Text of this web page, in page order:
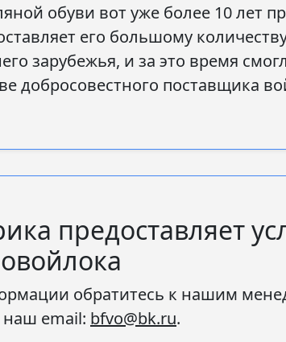
обуви вот уже более 10 лет
его большому
зарубежья, и за это время
добросовестного поставщика
предоставляет
обратитесь к нашим
наш email: bfvo@bk.ru.